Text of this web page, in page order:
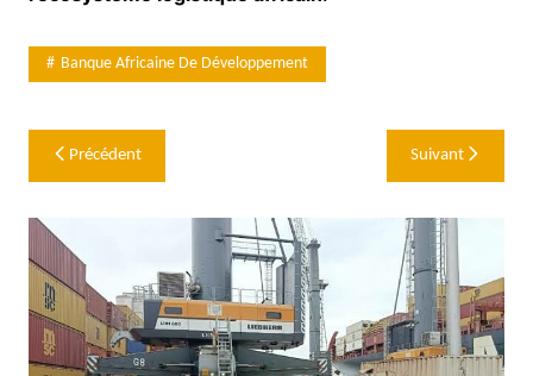
Banque Africaine De Développement
Navigation
de
l’article
Précédent Suivant